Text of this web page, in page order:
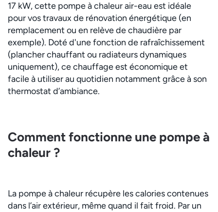
17 kW, cette pompe à chaleur air-eau est idéale
pour vos travaux de rénovation énergétique (en
remplacement ou en relève de chaudière par
exemple). Doté d'une fonction de rafraîchissement
(plancher chauffant ou radiateurs dynamiques
uniquement), ce chauffage est économique et
facile à utiliser au quotidien notamment grâce à son
thermostat d’ambiance.
Comment fonctionne une pompe à
chaleur ?
La pompe à chaleur récupère les calories contenues
dans l’air extérieur, même quand il fait froid. Par un